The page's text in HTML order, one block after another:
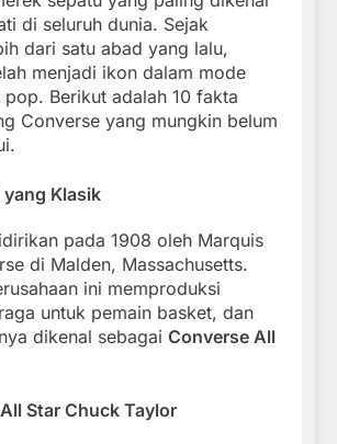
di seluruh dunia. Sejak
dari satu abad yang lalu,
menjadi ikon dalam mode
Berikut adalah 10 fakta
Converse yang mungkin belum
Klasik
pada 1908 oleh Marquis
di Malden, Massachusetts.
ini memproduksi
untuk pemain basket, dan
dikenal sebagai Converse All
Star Chuck Taylor